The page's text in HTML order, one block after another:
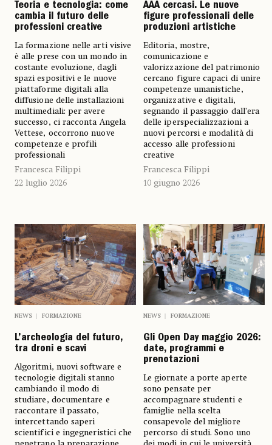
Teoria e tecnologia: come
cambia il futuro delle
professioni creative
La formazione nelle arti visive
è alle prese con un mondo in
costante evoluzione, dagli
spazi espositivi e le nuove
piattaforme digitali alla
diffusione delle installazioni
multimediali: per avere
successo, ci racconta Angela
Vettese, occorrono nuove
competenze e profili
professionali
Francesca Filippi
22 luglio 2026
AAA cercasi. Le nuove
figure professionali delle
produzioni artistiche
Editoria, mostre,
comunicazione e
valorizzazione del patrimonio
cercano figure capaci di unire
competenze umanistiche,
organizzative e digitali,
segnando il passaggio dall’era
delle iperspecializzazioni a
nuovi percorsi e modalità di
accesso alle professioni
creative
Francesca Filippi
10 giugno 2026
NEWS FORMAZIONE
L’archeologia del futuro,
tra droni e scavi
Algoritmi, nuovi software e
tecnologie digitali stanno
cambiando il modo di
studiare, documentare e
raccontare il passato,
intercettando saperi
scientifici e ingegneristici che
NEWS FORMAZIONE
Gli Open Day maggio 2026:
date, programmi e
prenotazioni
Le giornate a porte aperte
sono pensate per
accompagnare studenti e
famiglie nella scelta
consapevole del migliore
percorso di studi. Sono uno